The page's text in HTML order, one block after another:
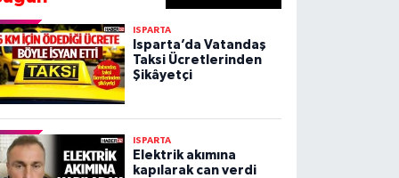
ISPARTA
Isparta’da Vatandaş
Taksi Ücretlerinden
Şikâyetçi
ISPARTA
Elektrik akımına
kapılarak can verdi